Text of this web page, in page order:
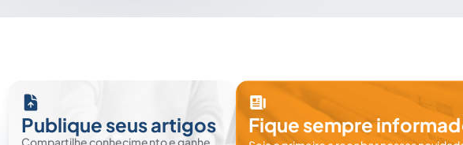
Publique seus artigos
Compartilhe conhecimento e ganhe
Fique sempre